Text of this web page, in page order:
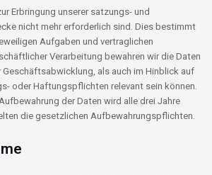
Erbringung unserer satzungs- und
nicht mehr erforderlich sind. Dies bestimmt
Aufgaben und vertraglichen
Verarbeitung bewahren wir die Daten
Geschäftsabwicklung, als auch im Hinblick auf
oder Haftungspflichten relevant sein können.
der Daten wird alle drei Jahre
die gesetzlichen Aufbewahrungspflichten.